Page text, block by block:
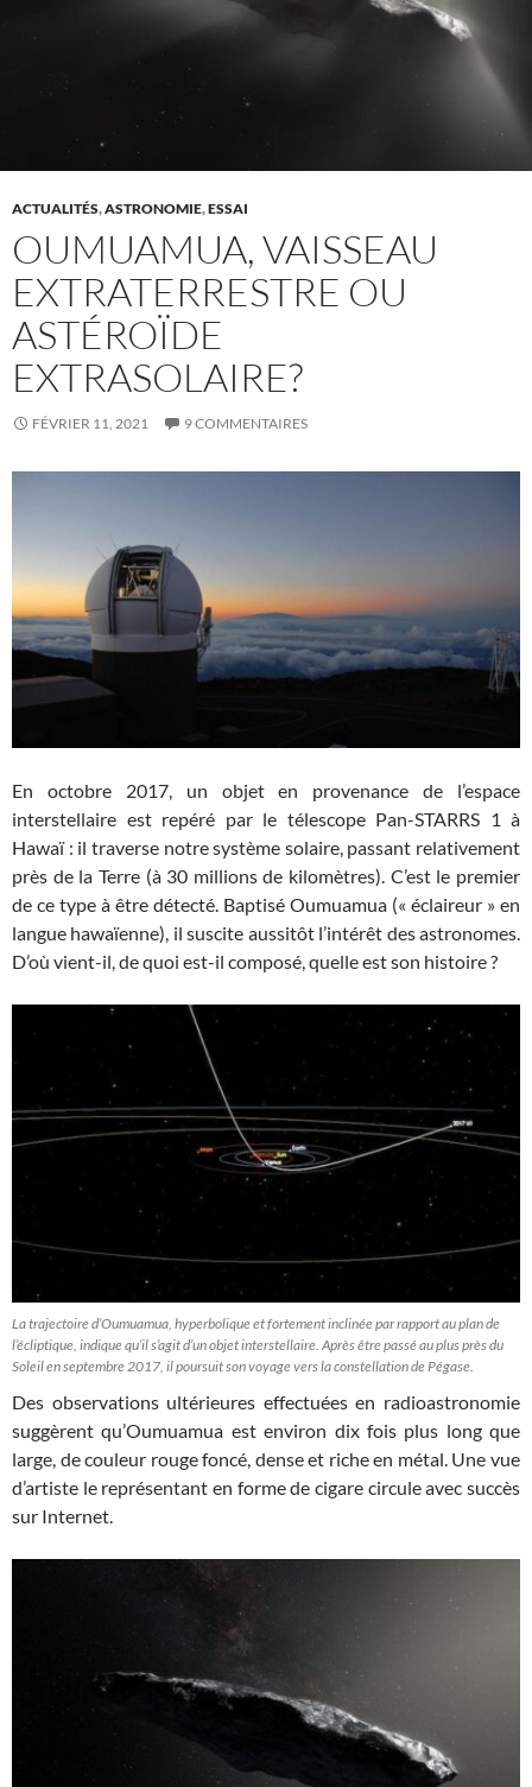
ACTUALITÉS,ASTRONOMIE,ESSAI
OUMUAMUA, VAISSEAU
EXTRATERRESTRE OU
ASTÉROÏDE
EXTRASOLAIRE?
FÉVRIER 11, 2021 9 COMMENTAIRES
En octobre 2017, un objet en provenance de l’espace
interstellaire est repéré par le télescope Pan-STARRS 1 à
Hawaï : il traverse notre système solaire, passant relativement
près de la Terre (à 30 millions de kilomètres). C’est le premier
de ce type à être détecté. Baptisé Oumuamua (« éclaireur » en
langue hawaïenne), il suscite aussitôt l’intérêt des astronomes.
D’où vient-il, de quoi est-il composé, quelle est son histoire ?
La trajectoire d’Oumuamua, hyperbolique et fortement inclinée par rapport au plan de
l’écliptique, indique qu’il s’agit d’un objet interstellaire. Après être passé au plus près du
Soleil en septembre 2017, il poursuit son voyage vers la constellation de Pégase.
Des observations ultérieures effectuées en radioastronomie
suggèrent qu’Oumuamua est environ dix fois plus long que
large, de couleur rouge foncé, dense et riche en métal. Une vue
d’artiste le représentant en forme de cigare circule avec succès
sur Internet.